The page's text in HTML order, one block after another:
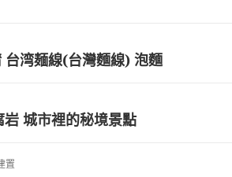
湾麺線(台灣麵線) 泡麵
城市裡的秘境景點
置